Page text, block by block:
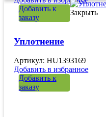
Добавить к
заказу
Закрыть
Уплотнение
Артикул: HU1393169
Добавить в избранное
Добавить к
заказу